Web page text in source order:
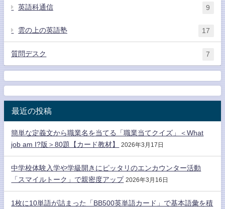
英語科通信 9
雲の上の英語塾 17
質問デスク 7
最近の投稿
簡単な定義文から職業名を当てる「職業当てクイズ」＜What
job am I?版＞80題【カード教材】
2026年3月17日
中学校体験入学や学級開きにピッタリのエンカウンター活動
「スマイルトーク」で親密度アップ 2026年3月16日
1枚に10単語が詰まった「BB500英単語カード」で基本語彙を積